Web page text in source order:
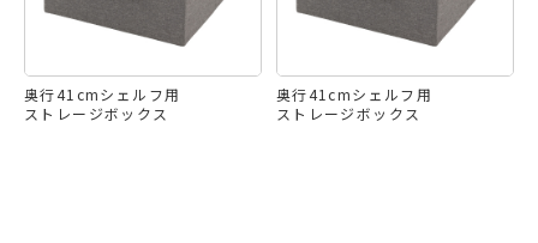
奥行41cmシェルフ用
ストレージボックス
奥行41cmシェルフ用
ストレージボックス